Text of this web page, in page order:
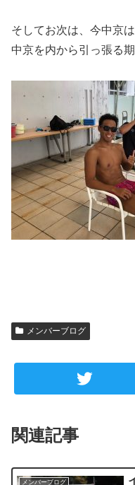
そしてお次は、今中京
中京を内から引っ張る
メンバーブログ
関連記事
メンバーブログ